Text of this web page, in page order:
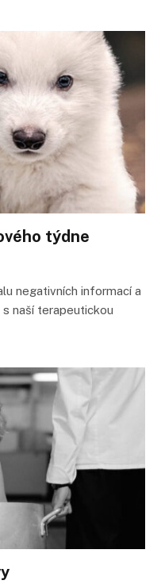
týdne
negativních informací a
naší terapeutickou